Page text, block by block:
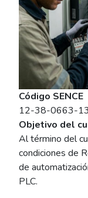
Código SENCE
12-38-0663-13
Objetivo del
Al término del
condiciones de
de
PLC.